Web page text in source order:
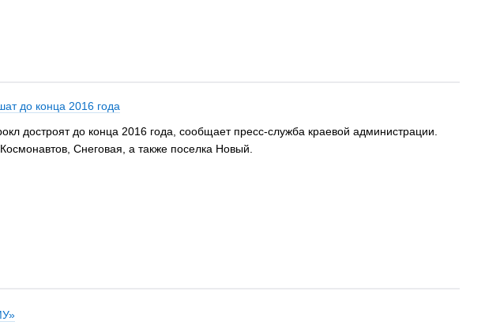
до конца 2016 года
достроят до конца 2016 года, сообщает пресс-служба краевой администрации.
Снеговая, а также поселка Новый.